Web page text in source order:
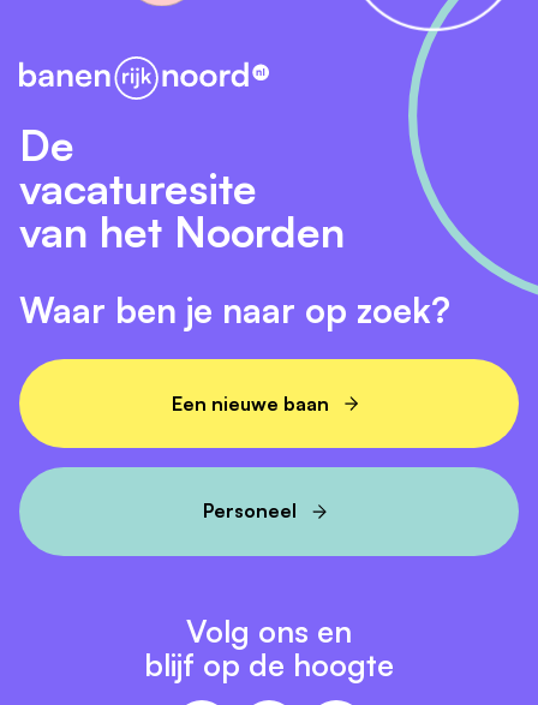
De
vacaturesite
van het Noorden
Waar ben je naar op zoek?
Een nieuwe baan
Personeel
Volg ons en
blijf op de hoogte